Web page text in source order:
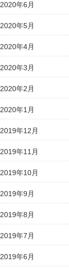
2020年6月
2020年5月
2020年4月
2020年3月
2020年2月
2020年1月
2019年12月
2019年11月
2019年10月
2019年9月
2019年8月
2019年7月
2019年6月